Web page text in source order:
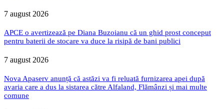
7 august 2026
APCE o avertizează pe Diana Buzoianu că un ghid prost conceput
pentru baterii de stocare va duce la risipă de bani publici
7 august 2026
Nova Apaserv anunță că astăzi va fi reluată furnizarea apei după
avaria care a dus la sistarea către Alfaland, Flămânzi și mai multe
comune